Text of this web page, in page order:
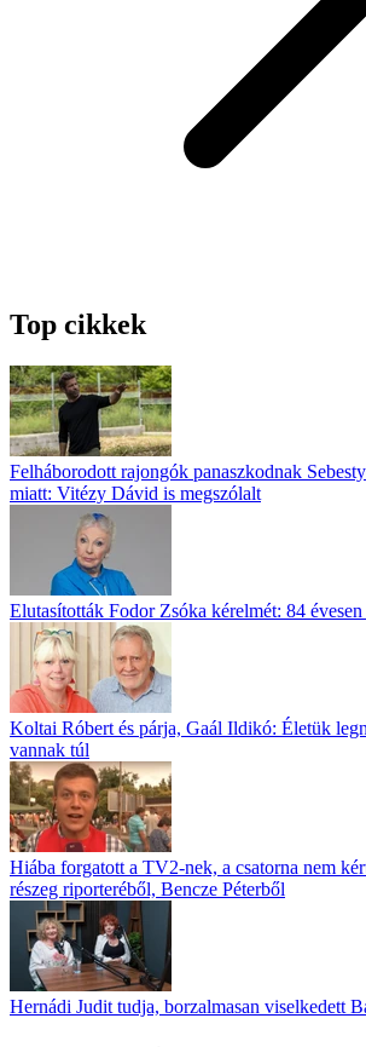
Top cikkek
Felháborodott rajongók panaszkodnak
miatt: Vitézy Dávid is megszólalt
Elutasították Fodor Zsóka kérelmét: 84
Koltai Róbert és párja, Gaál Ildikó: Életük
vannak túl
Hiába forgatott a TV2-nek, a csatorna nem
részeg riporteréből, Bencze Péterből
Hernádi Judit tudja, borzalmasan viselkedett